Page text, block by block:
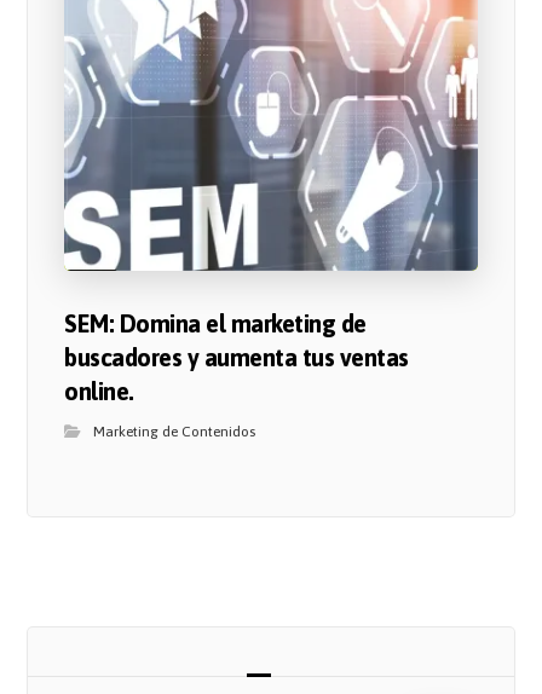
SEM: Domina el marketing de
buscadores y aumenta tus ventas
online.
Marketing de Contenidos